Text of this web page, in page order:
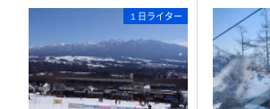
１日ライター